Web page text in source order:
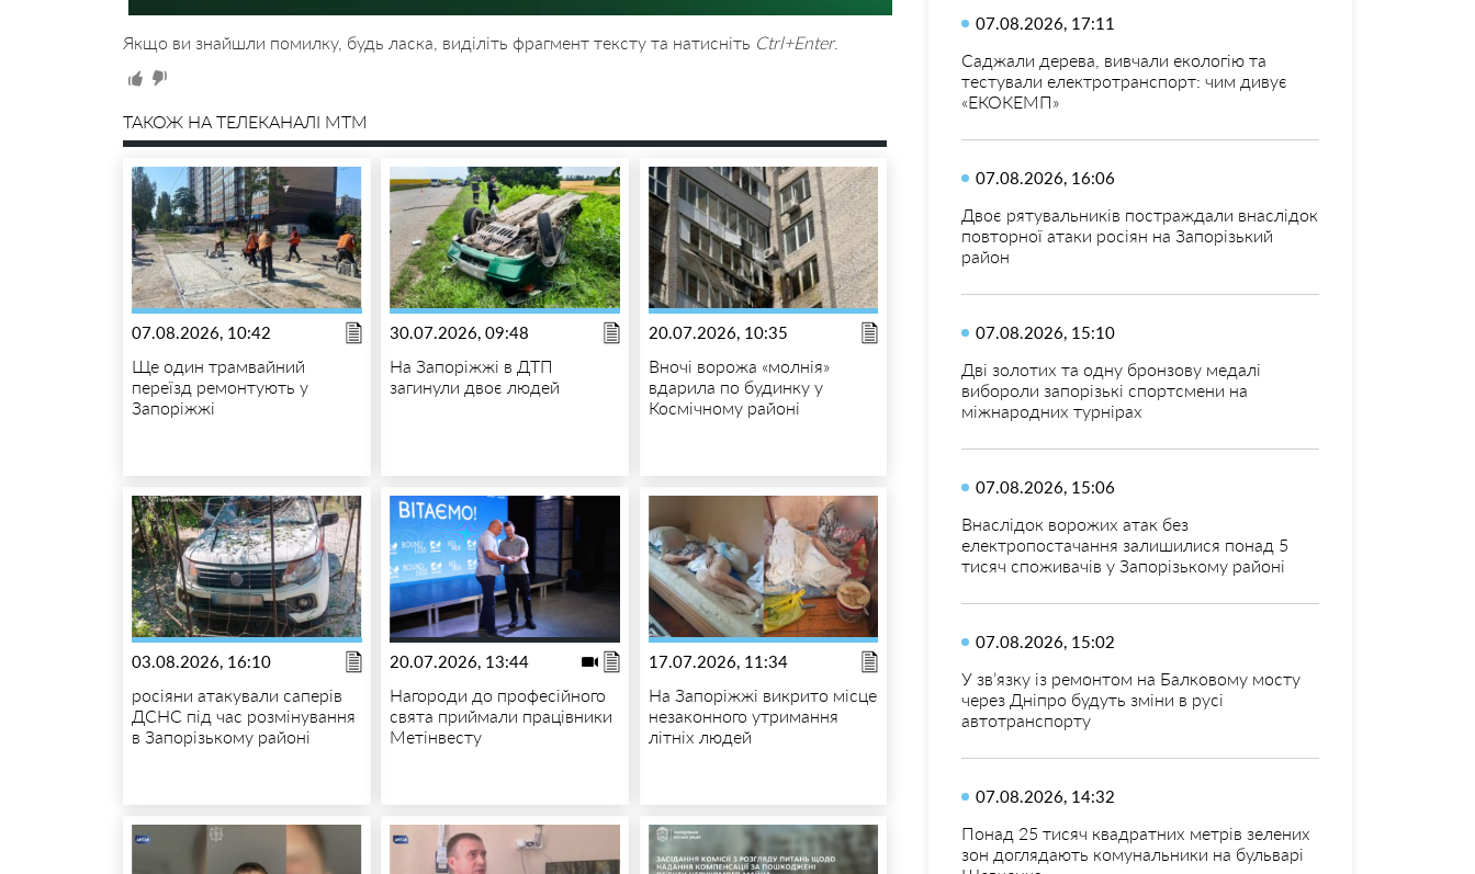
Якщо ви знайшли помилку, будь ласка, виділіть фрагмент тексту та натисніть Ctrl+Enter.
ТАКОЖ НА ТЕЛЕКАНАЛІ MTM
07.08.2026, 10:42
Ще один трамвайний
переїзд ремонтують у
Запоріжжі
30.07.2026, 09:48
На Запоріжжі в ДТП
загинули двоє людей
20.07.2026, 10:35
Вночі ворожа «молнія»
вдарила по будинку у
Космічному районі
03.08.2026, 16:10
росіяни атакували саперів
ДСНС під час розмінування
в Запорізькому районі
20.07.2026, 13:44
Нагороди до професійного
свята приймали працівники
Метінвесту
17.07.2026, 11:34
На Запоріжжі викрито місце
незаконного утримання
літніх людей
07.08.2026, 17:11
Саджали дерева, вивчали екологію та
тестували електротранспорт: чим дивує
«ЕКОКЕМП»
07.08.2026, 16:06
Двоє рятувальників постраждали внаслідок
повторної атаки росіян на Запорізький
район
07.08.2026, 15:10
Дві золотих та одну бронзову медалі
вибороли запорізькі спортсмени на
міжнародних турнірах
07.08.2026, 15:06
Внаслідок ворожих атак без
електропостачання залишилися понад 5
тисяч споживачів у Запорізькому районі
07.08.2026, 15:02
У зв’язку із ремонтом на Балковому мосту
через Дніпро будуть зміни в русі
автотранспорту
07.08.2026, 14:32
Понад 25 тисяч квадратних метрів зелених
зон доглядають комунальники на бульварі